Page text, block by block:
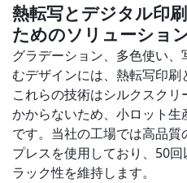
熱転写とデジタル印
ためのソリューショ
グラデーション、多色使い
むデザインには、熱転写印刷
これらの技術はシルクスク
かからないため、小ロット
です。当社の工場では高品
プレスを使用しており、50
ラック性を維持します。